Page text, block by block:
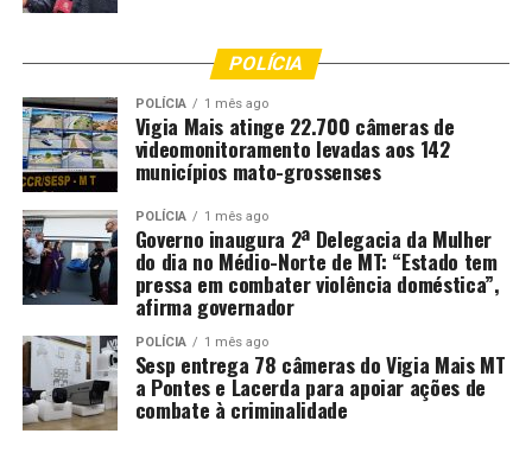
POLÍCIA
POLÍCIA 1 mês ago
Vigia Mais atinge 22.700 câmeras de
videomonitoramento levadas aos 142
municípios mato-grossenses
POLÍCIA 1 mês ago
Governo inaugura 2ª Delegacia da Mulher
do dia no Médio-Norte de MT: “Estado tem
pressa em combater violência doméstica”,
afirma governador
POLÍCIA 1 mês ago
Sesp entrega 78 câmeras do Vigia Mais MT
a Pontes e Lacerda para apoiar ações de
combate à criminalidade